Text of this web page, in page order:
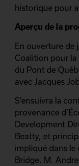
historique pour
Aperçu de la
En ouverture de
Coalition pour la
du Pont de
avec Jacques
S’ensuivra la
provenance
Development
Beatty, et
impliqué dans
Bridge. M.